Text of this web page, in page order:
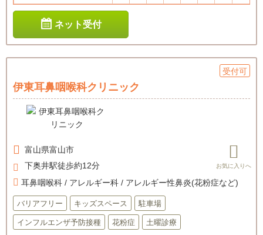
ネット受付
受付可
伊東耳鼻咽喉科クリニック
富山県富山市
下奥井駅徒歩約12分
耳鼻咽喉科 / アレルギー科 / アレルギー性鼻炎(花粉症など)
バリアフリー キッズスペース 駐車場
インフルエンザ予防接種 花粉症 土曜診療